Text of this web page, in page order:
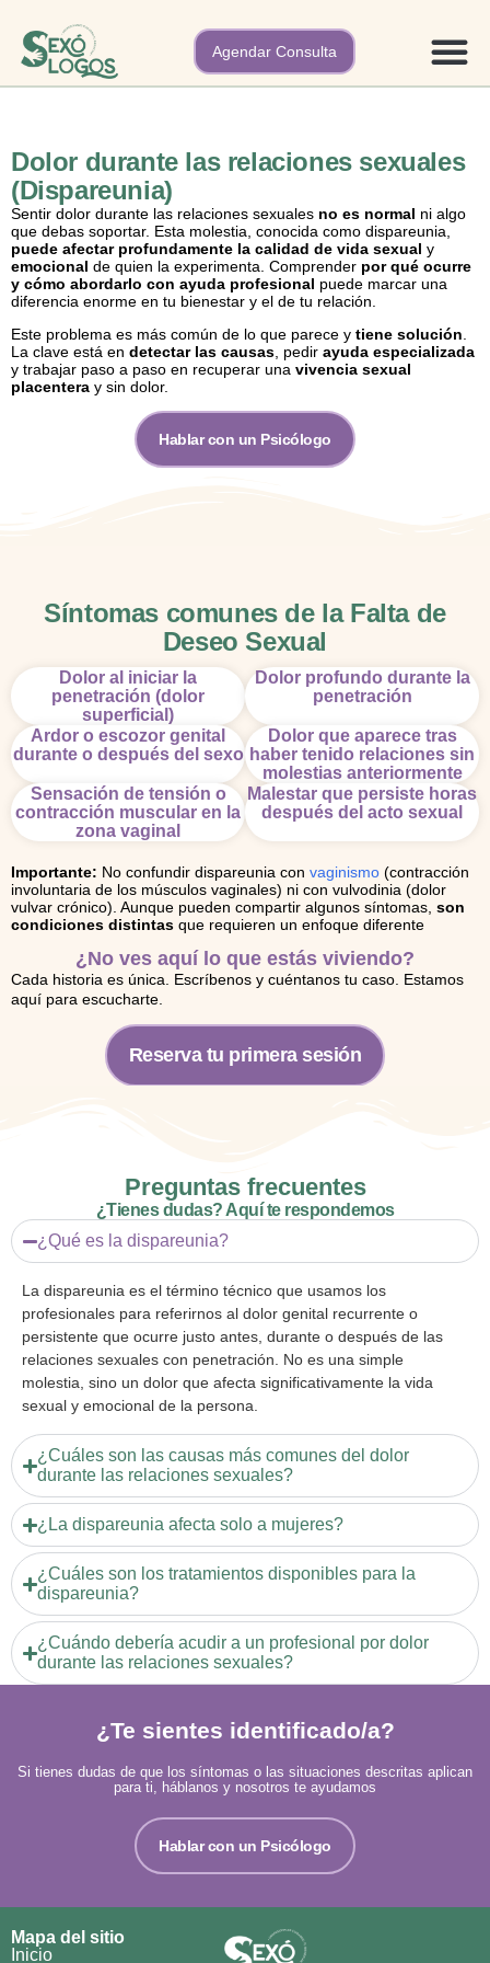
Agendar Consulta
Dolor durante las relaciones sexuales
(Dispareunia)
Sentir dolor durante las relaciones sexuales no es normal ni algo
que debas soportar. Esta molestia, conocida como dispareunia,
puede afectar profundamente la calidad de vida sexual y
emocional de quien la experimenta. Comprender por qué ocurre
y cómo abordarlo con ayuda profesional puede marcar una
diferencia enorme en tu bienestar y el de tu relación.
Este problema es más común de lo que parece y tiene solución
La clave está en detectar las causas , pedir ayuda especializada
y trabajar paso a paso en recuperar una vivencia sexual
placentera y sin dolor.
Hablar con un Psicólogo
Síntomas comunes de la Falta de
Deseo Sexual
Dolor al iniciar la
penetración (dolor
superficial)
Dolor profundo durante la
penetración
Ardor o escozor genital
durante o después del sexo
Dolor que aparece tras
haber tenido relaciones sin
molestias anteriormente
Sensación de tensión o
contracción muscular en la
zona vaginal
Malestar que persiste horas
después del acto sexual
Importante: No confundir dispareunia con vaginismo (contracción
involuntaria de los músculos vaginales) ni con vulvodinia (dolor
vulvar crónico). Aunque pueden compartir algunos síntomas, son
condiciones distintas que requieren un enfoque diferente
¿No ves aquí lo que estás viviendo?
Cada historia es única. Escríbenos y cuéntanos tu caso. Estamos
aquí para escucharte.
Reserva tu primera sesión
Preguntas frecuentes
¿Tienes dudas? Aquí te respondemos
¿Qué es la dispareunia?
La dispareunia es el término técnico que usamos los
profesionales para referirnos al dolor genital recurrente o
persistente que ocurre justo antes, durante o después de las
relaciones sexuales con penetración. No es una simple
molestia, sino un dolor que afecta significativamente la vida
sexual y emocional de la persona.
¿Cuáles son las causas más comunes del dolor
durante las relaciones sexuales?
¿La dispareunia afecta solo a mujeres?
¿Cuáles son los tratamientos disponibles para la
dispareunia?
¿Cuándo debería acudir a un profesional por dolor
durante las relaciones sexuales?
¿Te sientes identificado/a?
Si tienes dudas de que los síntomas o las situaciones descritas aplican
para ti, háblanos y nosotros te ayudamos
Hablar con un Psicólogo
Mapa del sitio
Inicio